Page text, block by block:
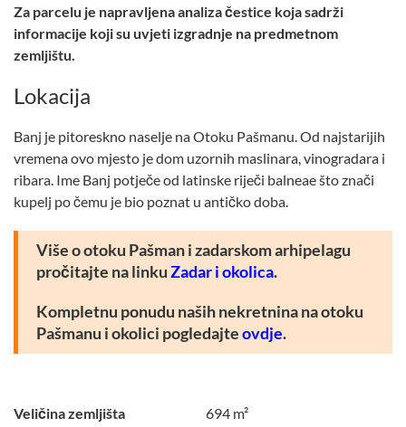
Za parcelu je napravljena analiza čestice koja sadrži
informacije koji su uvjeti izgradnje na predmetnom
zemljištu.
Lokacija
Banj je pitoreskno naselje na Otoku Pašmanu. Od najstarijih
vremena ovo mjesto je dom uzornih maslinara, vinogradara i
ribara. Ime Banj potječe od latinske riječi balneae što znači
kupelj po čemu je bio poznat u antičko doba.
Više o otoku Pašman i zadarskom arhipelagu
pročitajte na linkuZadar i okolica.
Kompletnu ponudu naših nekretnina na otoku
Pašmanu i okolici pogledajteovdje.
Veličina zemljišta 694 m²